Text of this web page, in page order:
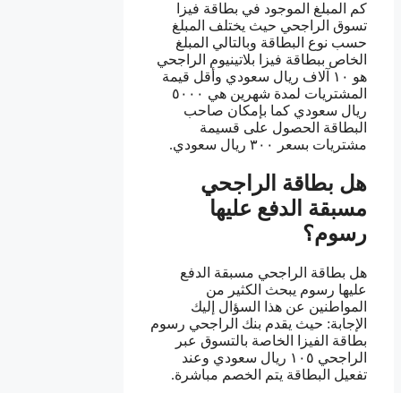
كم المبلغ الموجود في بطاقة فيزا
تسوق الراجحي حيث يختلف المبلغ
حسب نوع البطاقة وبالتالي المبلغ
الخاص ببطاقة فيزا بلاتينيوم الراجحي
هو ١٠ آلاف ريال سعودي وأقل قيمة
المشتريات لمدة شهرين هي ٥٠٠٠
ريال سعودي كما بإمكان صاحب
البطاقة الحصول على قسيمة
مشتريات بسعر ٣٠٠ ريال سعودي.
هل بطاقة الراجحي
مسبقة الدفع عليها
رسوم؟
هل بطاقة الراجحي مسبقة الدفع
عليها رسوم يبحث الكثير من
المواطنين عن هذا السؤال إليك
الإجابة: حيث يقدم بنك الراجحي رسوم
بطاقة الفيزا الخاصة بالتسوق عبر
الراجحي ١٠٥ ريال سعودي وعند
تفعيل البطاقة يتم الخصم مباشرة.